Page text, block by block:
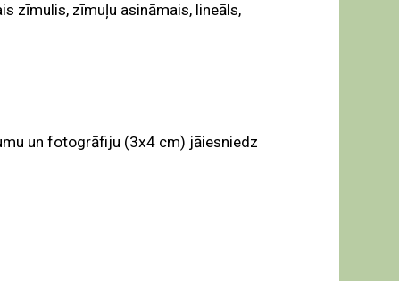
zīmulis, zīmuļu asināmais, lineāls,
un fotogrāfiju (3x4 cm) jāiesniedz